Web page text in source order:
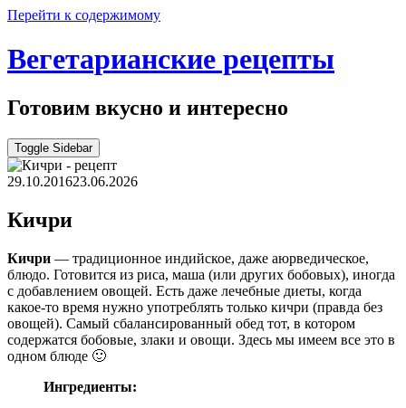
Перейти к содержимому
Вегетарианские рецепты
Готовим вкусно и интересно
Toggle Sidebar
29.10.201623.06.2026
Кичри
Кичри — традиционное индийское, даже аюрведическое,
блюдо. Готовится из риса, маша (или других бобовых), иногда
с добавлением овощей. Есть даже лечебные диеты, когда
какое-то время нужно употреблять только кичри (правда без
овощей). Самый сбалансированный обед тот, в котором
содержатся бобовые, злаки и овощи. Здесь мы имеем все это в
одном блюде 🙂
Ингредиенты: